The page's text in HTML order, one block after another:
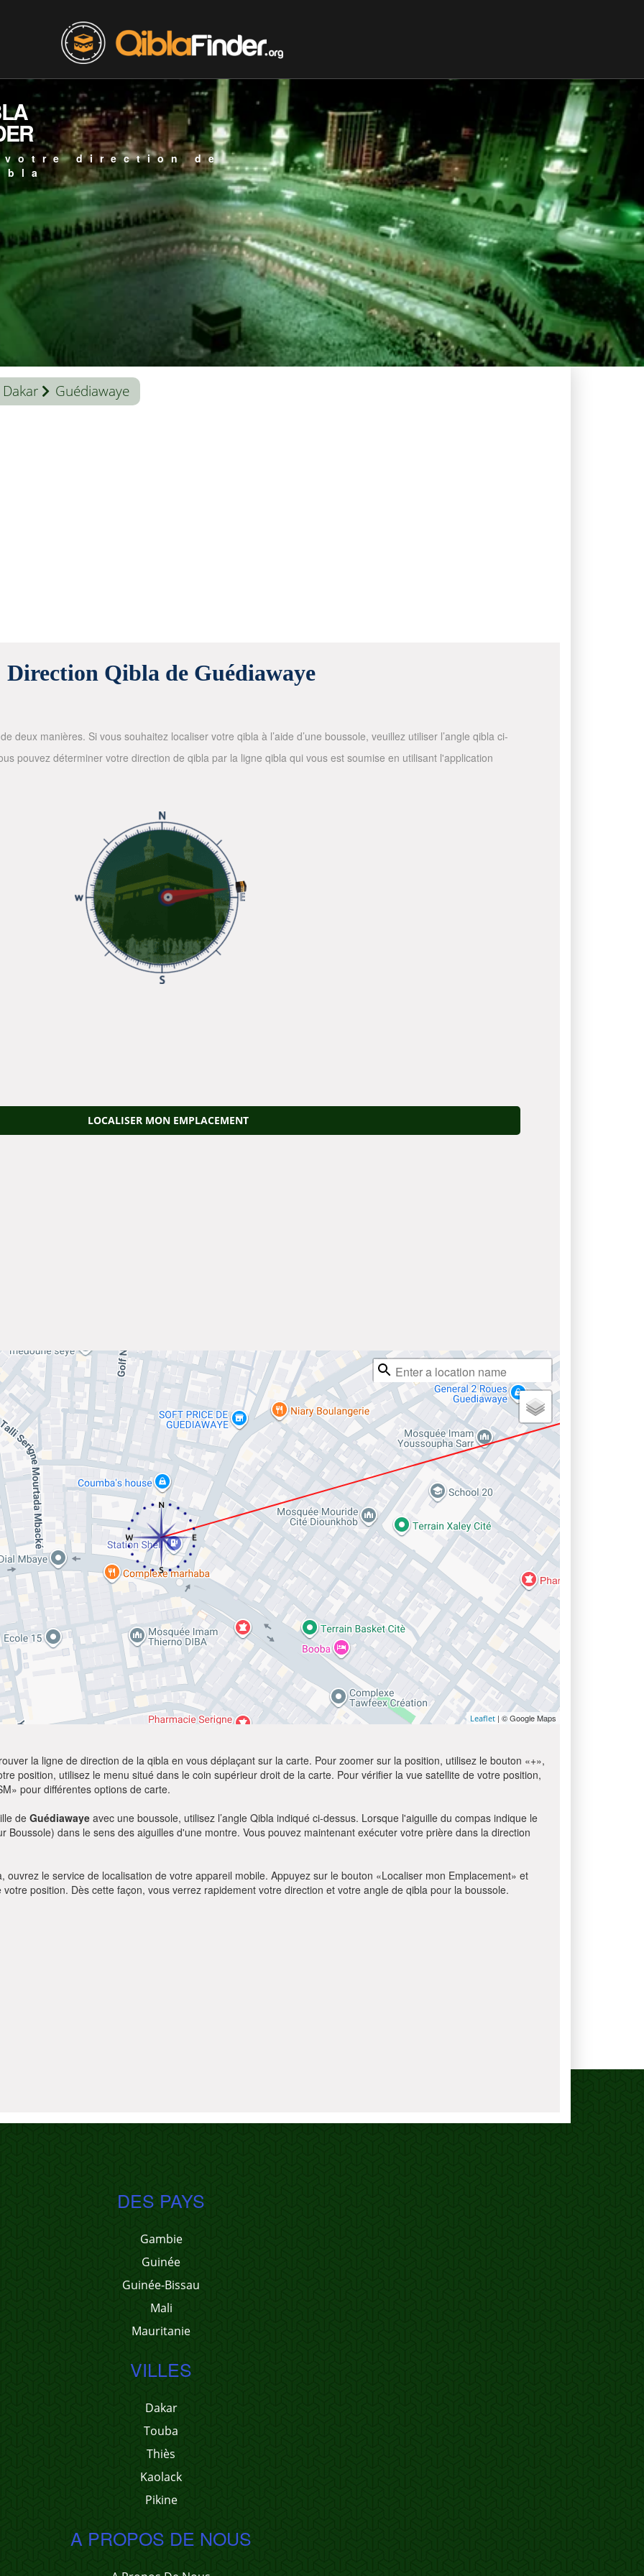
votre direction de
Dakar Guédiawaye
Direction Qibla de Guédiawaye
deux manières. Si vous souhaitez localiser votre qibla à l’aide d’une boussole, veuillez utiliser l’angle qibla ci-
pouvez déterminer votre direction de qibla par la ligne qibla qui vous est soumise en utilisant l'application
LOCALISER MON EMPLACEMENT
Leaflet | © Google Maps
la ligne de direction de la qibla en vous déplaçant sur la carte. Pour zoomer sur la position, utilisez le bouton «+»,
position, utilisez le menu situé dans le coin supérieur droit de la carte. Pour vérifier la vue satellite de votre position,
pour différentes options de carte.
de Guédiawaye avec une boussole, utilisez l’angle Qibla indiqué ci-dessus. Lorsque l'aiguille du compas indique le
Boussole) dans le sens des aiguilles d'une montre. Vous pouvez maintenant exécuter votre prière dans la direction
le service de localisation de votre appareil mobile. Appuyez sur le bouton «Localiser mon Emplacement» et
position. Dès cette façon, vous verrez rapidement votre direction et votre angle de qibla pour la boussole.
DES PAYS
Gambie
Guinée
Guinée-Bissau
Mali
Mauritanie
VILLES
Dakar
Touba
Thiès
Kaolack
Pikine
A PROPOS DE NOUS